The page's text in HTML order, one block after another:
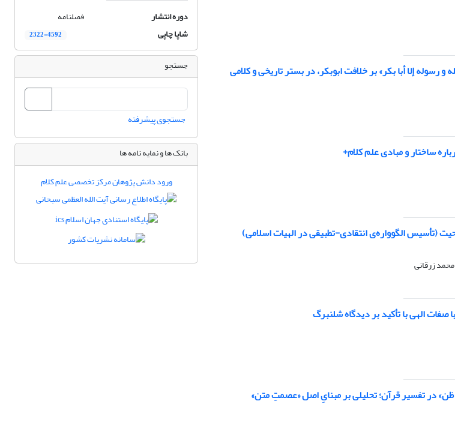
رسوله إلا أبا بکر» بر خلافت ابوبکر، در بستر تاریخی و کلامی
ساختار و مبادی علم کلام+
(تأسیس الگوواره‌ی انتقادی-تطبیقی در الهیات اسلامی)
زرقانی
الهی با تأکید بر دیدگاه شلنبرگ
در تفسیر قرآن؛ تحلیلی بر مبنایِ اصل «عصمتِ متن»
دوره انتشار
فصلنامه
شاپا چاپی
2322-4592
جستجو
جستجوی پیشرفته
بانک ها و نمایه نامه ها
ورود دانش پژوهان مرکز تخصصی علم کلام